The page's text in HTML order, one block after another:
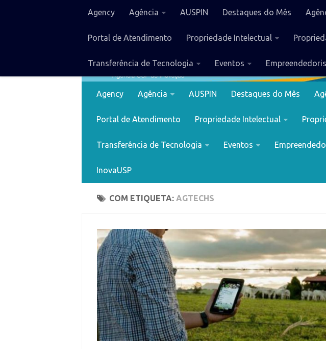
Agency Agência AUSPIN Destaques do Mês
Portal de Atendimento Propriedade Intelectual
Transferência de Tecnologia Eventos
Agency Agência AUSPIN Destaques do Mês
Portal de Atendimento Propriedade Intelectual
Transferência de Tecnologia Eventos
InovaUSP
COM ETIQUETA: AGTECHS